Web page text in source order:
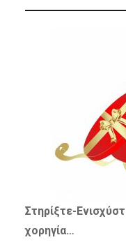
Στηρίξτε-
χορηγία…